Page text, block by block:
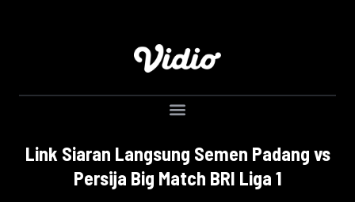
Link Siaran Langsung Semen Padang vs
Persija Big Match BRI Liga 1